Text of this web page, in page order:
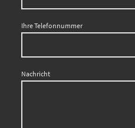
Ihre Telefonnummer
Nachricht